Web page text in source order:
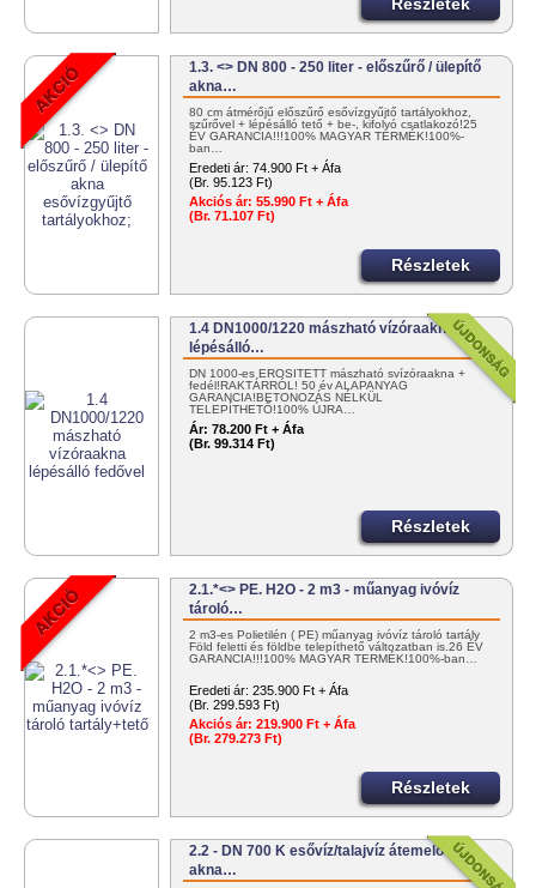
Részletek
1.3. <> DN 800 - 250 liter - előszűrő / ülepítő
akna…
80 cm átmérőjű előszűrő esővízgyűjtő tartályokhoz,
szűrővel + lépésálló tető + be-, kifolyó csatlakozó!25
ÉV GARANCIA!!!100% MAGYAR TERMÉK!100%-
ban…
Eredeti ár: 74.900 Ft + Áfa
(Br. 95.123 Ft)
Akciós ár: 55.990 Ft + Áfa
(Br. 71.107 Ft)
Részletek
1.4 DN1000/1220 mászható vízóraakna
lépésálló…
DN 1000-es ERŐSÍTETT mászható svízóraakna +
fedél!RAKTÁRRÓL! 50 év ALAPANYAG
GARANCIA!BETONOZÁS NÉLKÜL
TELEPÍTHETŐ!100% ÚJRA…
Ár: 78.200 Ft + Áfa
(Br. 99.314 Ft)
Részletek
2.1.*<> PE. H2O - 2 m3 - műanyag ivóvíz
tároló…
2 m3-es Polietilén ( PE) műanyag ivóvíz tároló tartály
Föld feletti és földbe telepíthető változatban is.26 ÉV
GARANCIA!!!100% MAGYAR TERMÉK!100%-ban…
Eredeti ár: 235.900 Ft + Áfa
(Br. 299.593 Ft)
Akciós ár: 219.900 Ft + Áfa
(Br. 279.273 Ft)
Részletek
2.2 - DN 700 K esővíz/talajvíz átemelő
akna…